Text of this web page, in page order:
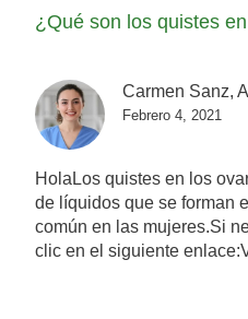
¿Qué son los quistes
Carmen Sanz,
Febrero 4, 2021
HolaLos quistes en los
de líquidos que se forman
común en las mujeres.Si
clic en el siguiente